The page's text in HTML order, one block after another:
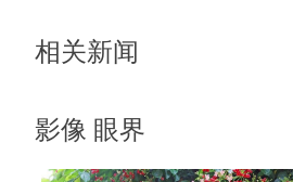
相关新闻
影像 眼界